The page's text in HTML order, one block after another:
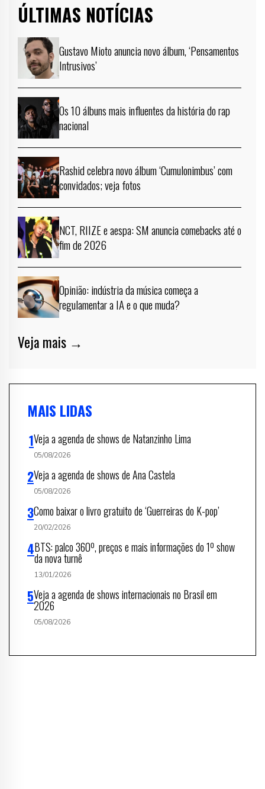
ÚLTIMAS NOTÍCIAS
Gustavo Mioto anuncia novo álbum, ‘Pensamentos
Intrusivos’
Os 10 álbuns mais influentes da história do rap
nacional
Rashid celebra novo álbum ‘Cumulonimbus’ com
convidados; veja fotos
NCT, RIIZE e aespa: SM anuncia comebacks até o
fim de 2026
Opinião: indústria da música começa a
regulamentar a IA e o que muda?
Veja mais →
MAIS LIDAS
Veja a agenda de shows de Natanzinho Lima
05/08/2026
Veja a agenda de shows de Ana Castela
05/08/2026
Como baixar o livro gratuito de ‘Guerreiras do K-pop’
20/02/2026
BTS: palco 360º, preços e mais informações do 1º show
da nova turnê
13/01/2026
Veja a agenda de shows internacionais no Brasil em
2026
05/08/2026